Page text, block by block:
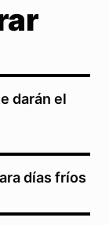
darán el
días fríos